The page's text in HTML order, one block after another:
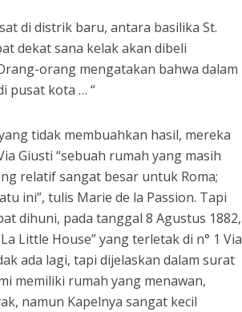
di distrik baru, antara basilika St.
dekat sana kelak akan dibeli
orang mengatakan bahwa dalam
pusat kota … “
tidak membuahkan hasil, mereka
Giusti “sebuah rumah yang masih
relatif sangat besar untuk Roma;
ini”, tulis Marie de la Passion. Tapi
dihuni, pada tanggal 8 Agustus 1882,
Little House” yang terletak di n° 1 Via
ada lagi, tapi dijelaskan dalam surat
memiliki rumah yang menawan,
namun Kapelnya sangat kecil